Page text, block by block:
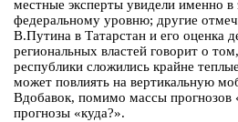
местные эксперты увидели именно
федеральному уровню; другие
В.Путина в Татарстан и его оценка
региональных властей говорит о
республики сложились крайне
может повлиять на вертикальную
Вдобавок, помимо массы прогнозов
прогнозы «куда?».